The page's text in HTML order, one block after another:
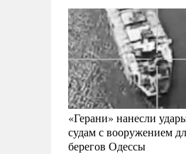
«Герани» нанесли
судам с вооружением
берегов Одессы